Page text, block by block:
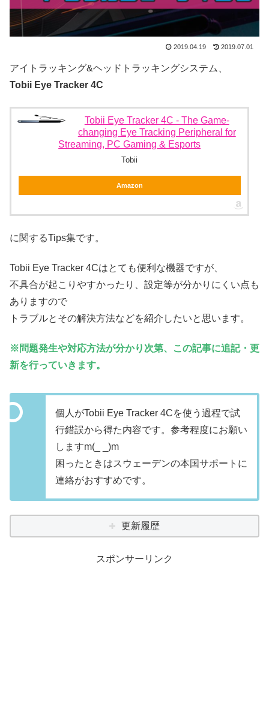
2019.04.19 2019.07.01
アイトラッキング&ヘッドトラッキングシステム、
Tobii Eye Tracker 4C
Tobii Eye Tracker 4C - The Game-
changing Eye Tracking Peripheral for
Streaming, PC Gaming & Esports
Tobii
Amazon
に関するTips集です。
Tobii Eye Tracker 4Cはとても便利な機器ですが、
不具合が起こりやすかったり、設定等が分かりにくい点も
ありますので
トラブルとその解決方法などを紹介したいと思います。
※問題発生や対応方法が分かり次第、この記事に追記・更
新を行っていきます。
個人がTobii Eye Tracker 4Cを使う過程で試
行錯誤から得た内容です。参考程度にお願い
しますm(_ _)m
困ったときはスウェーデンの本国サポートに
連絡がおすすめです。
更新履歴
スポンサーリンク